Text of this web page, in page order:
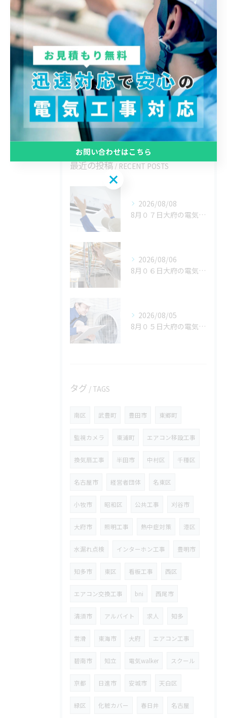
全てのカテゴリー
エアコン
配線
リフォーム
オフィス
新築
お知らせ
最近の投稿 RECENT POSTS
2026/08/08
8月０７日大府の電気屋volts日記。西尾市碧南市ご依頼いただきありがとうございました。
2026/08/06
8月０６日大府の電気屋volts日記。名古屋市のご依頼いただきありがとうございました。
2026/08/05
8月０５日大府の電気屋volts日記。刈谷市。豊田市のご依頼いただきありがとうございます。
タグ TAGS
南区 武豊町 豊田市 東郷町
監視カメラ 東浦町 エアコン移設工事
換気扇工事 半田市 中村区 千種区
名古屋市 経営者団体 名東区
小牧市 昭和区 公共工事 刈谷市
大府市 照明工事 熱中症対策 港区
水漏れ点検 インターホン工事 豊明市
知多市 東区 看板工事 西区
エアコン交換工事 bni 西尾市
清須市 アルバイト 求人 知多
常滑 東海市 大府 エアコン工事
碧南市 知立 電気walker スクール
京都 日進市 安城市 天白区
緑区 化粧カバー 春日井 名古屋
お問い合わせはこちら